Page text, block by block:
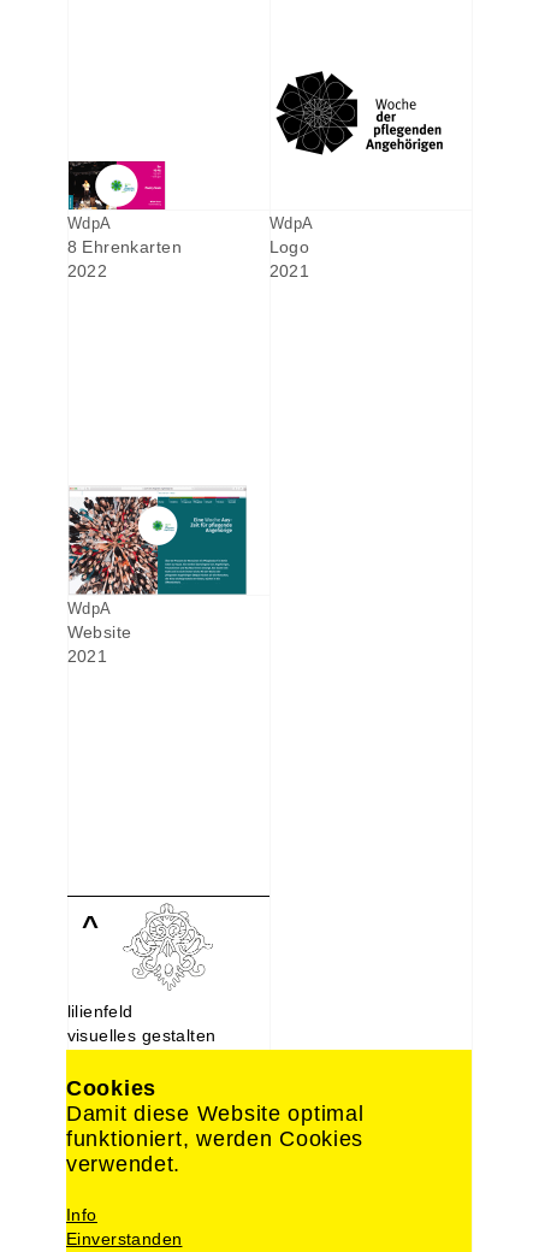
WdpA
8 Ehrenkarten
2022
WdpA
Logo
2021
WdpA
Website
2021
^
lilienfeld
visuelles gestalten
10969 Berlin
030. 214 66 488
0176. 221 22 892
design@lilien-feld.de
Datenschutz
Cookies
Damit diese Website optimal
funktioniert, werden Cookies
verwendet.
Info
Einverstanden